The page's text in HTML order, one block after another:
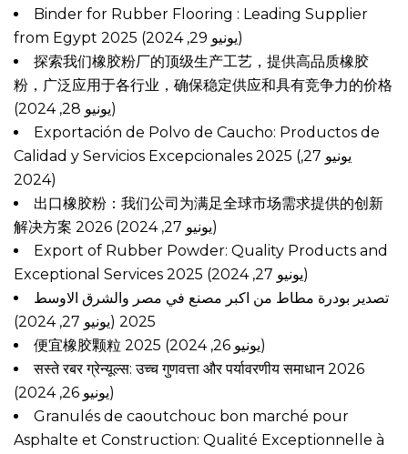
Binder for Rubber Flooring : Leading Supplier
from Egypt 2025
(يونيو 29, 2024)
探索我们橡胶粉厂的顶级生产工艺，提供高品质橡胶
粉，广泛应用于各行业，确保稳定供应和具有竞争力的价格
(يونيو 28, 2024)
Exportación de Polvo de Caucho: Productos de
Calidad y Servicios Excepcionales 2025 (يونيو 27,
2024)
出口橡胶粉：我们公司为满足全球市场需求提供的创新
解决方案 2026
(يونيو 27, 2024)
Export of Rubber Powder: Quality Products and
Exceptional Services 2025
(يونيو 27, 2024)
تصدير بودرة مطاط من اكبر مصنع في مصر والشرق الاوسط
2025 (يونيو 27, 2024)
便宜橡胶颗粒 2025
(يونيو 26, 2024)
सस्ते रबर ग्रेन्यूल्स: उच्च गुणवत्ता और पर्यावरणीय समाधान 2026
(يونيو 26, 2024)
Granulés de caoutchouc bon marché pour
Asphalte et Construction: Qualité Exceptionnelle à